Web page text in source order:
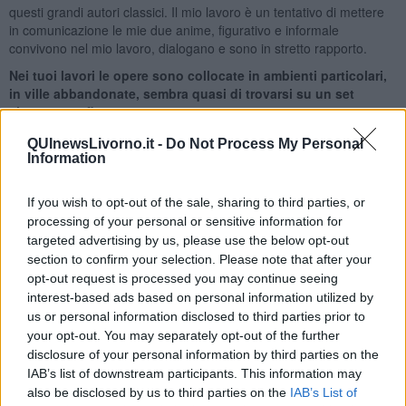
QUInewsLivorno.it - Do Not Process My Personal
Information
If you wish to opt-out of the sale, sharing to third parties, or
processing of your personal or sensitive information for
targeted advertising by us, please use the below opt-out
section to confirm your selection. Please note that after your
opt-out request is processed you may continue seeing
interest-based ads based on personal information utilized by
us or personal information disclosed to third parties prior to
your opt-out. You may separately opt-out of the further
disclosure of your personal information by third parties on the
IAB’s list of downstream participants. This information may
also be disclosed by us to third parties on the IAB’s List of
questi grandi autori classici. Il mio lavoro è un tentativo di mettere
in comunicazione le mie due anime, figurativo e informale
convivono nel mio lavoro, dialogano e sono in stretto rapporto.
Nei tuoi lavori le opere sono collocate in ambienti particolari,
in ville abbandonate, sembra quasi di trovarsi su un set
cinematografico.
La colpa o il merito va attribuita ad un mio amico che mi ha portato
in fabbriche dismesse o in ville abbandonate, dove comunque si
dato più profondità al mio lavoro attuale.
Quando si parla con un’artista viene naturale chiedere
qualche anticipazione sui tuoi lavori futuri, su progetti a cui
stai pensando.
Il mio lavoro subisce naturalmente un evoluzione e i quadri diFace
splashdi adesso sono cambiati rispetto all’inizio, anche il ciclo di
Fearlessè come una deviazione dal percorso principale che però
mi porta molte suggestioni: quando vedo un personaggio femminile
che mi attrae penso ad un suo ritratto da fare in futuro. Un ‘altra
idea che mi intriga è quella di realizzare una serie di volti femminili